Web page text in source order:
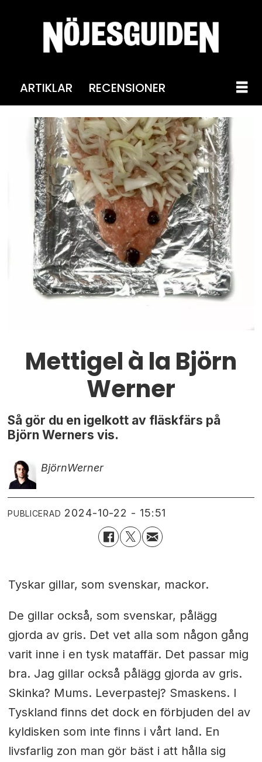
ARTIKLAR RECENSIONER
Mettigel à la Björn
Werner
Så gör du en igelkott av fläskfärs på
Björn Werners vis.
BjörnWerner
PUBLICERAD 2024-10-22 - 15:51
Tyskar gillar, som svenskar, mackor.
De gillar också, som svenskar, pålägg
gjorda av gris. Det vet alla som någon gång
varit inne i en tysk mataffär. Det passar mig
bra. Jag gillar också pålägg gjorda av gris.
Skinka? Mums. Leverpastej? Smaskens. I
Tyskland finns det dock en förbjuden del av
kyldisken som inte finns i vårt land. En
livsfarlig zon man gör bäst i att hålla sig